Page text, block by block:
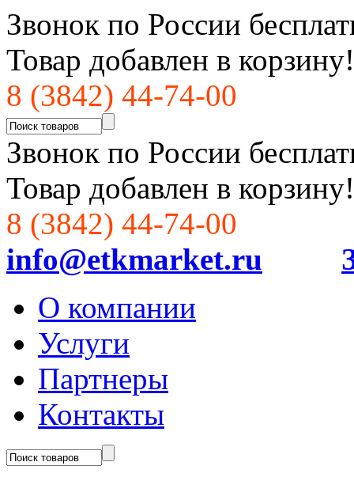
Звонок по России
Товар добавлен в корзину!
8 (3842) 44-74-00
Звонок по России
Товар добавлен в корзину!
8 (3842) 44-74-00
info@etkmarket.ru
О компании
Услуги
Партнеры
Контакты